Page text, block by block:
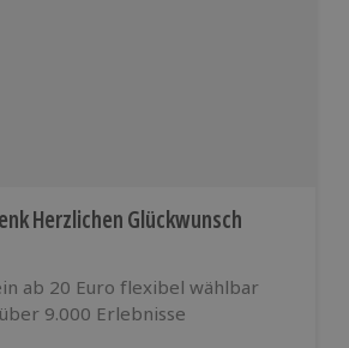
Herzlichen Glückwunsch
ab 20 Euro flexibel wählbar
9.000 Erlebnisse